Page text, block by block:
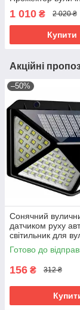
детектором руху,
1 010 ₴ 2 020 ₴
Купити
Акційні
–50%
Сонячний
датчиком руху
світильник для
освітлення саду
території н
Готово до
156 ₴ 312 ₴